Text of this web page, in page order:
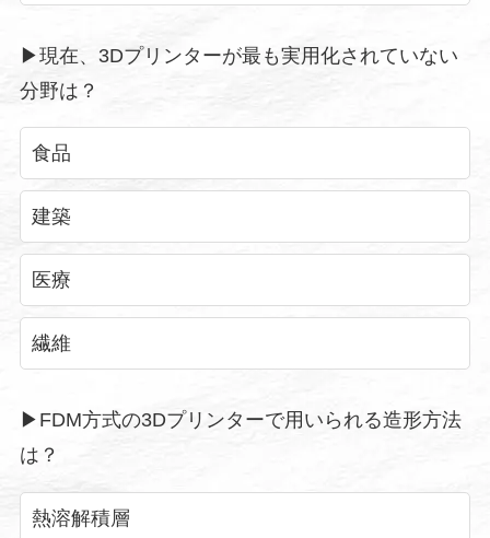
▶︎現在、3Dプリンターが最も実用化されていない
分野は？
食品
建築
医療
繊維
▶︎FDM方式の3Dプリンターで用いられる造形方法
は？
熱溶解積層